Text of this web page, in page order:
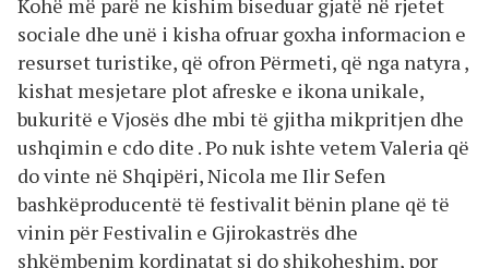
Kohë më parë ne kishim biseduar gjatë në rjetet
sociale dhe unë i kisha ofruar goxha informacion e
resurset turistike, që ofron Përmeti, që nga natyra ,
kishat mesjetare plot afreske e ikona unikale,
bukuritë e Vjosës dhe mbi të gjitha mikpritjen dhe
ushqimin e cdo dite . Po nuk ishte vetem Valeria që
do vinte në Shqipëri, Nicola me Ilir Sefen
bashkëproducentë të festivalit bënin plane që të
vinin për Festivalin e Gjirokastrës dhe
shkëmbenim kordinatat si do shikoheshim, por